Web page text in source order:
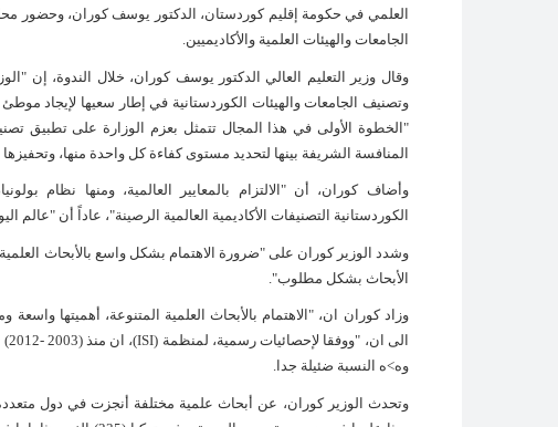
العلمي في حكومة إقليم كوردستان، الدكتور يوسف كوران، وحضور
الجامعات والهيئات العلمية والأكاديميين.
وقال وزير التعليم العالي الدكتور يوسف كوران، خلال الندوة، إن
وتصنيف الجامعات والهيئات الكوردستانية في إطار سعيها لإيجاد
"الخطوة الأولى في هذا المجال تتمثل بعزم الوزارة على تطبيق
المنافسة الشريفة بينها لتحديد مستوى كفاءة كل واحدة منها، وتحفيزها
وأضاف كوران، أن "الالتزام بالمعايير العالمية، ومنها نظام
الكوردستانية التصنيفات الأكاديمية العالمية الرصينة"، عاداً أن "عالم
وشدد الوزير كوران على "ضرورة الاهتمام بشكل واسع بالأبحاث
الأبحاث بشكل مطلوب".
وزاد كوران ان، "الاهتمام بالأبحاث العلمية المتنوعة، أهميتها
الى ان، "ووفقا لإحصائيات رسمية، لمنظمة (ISI
وه>ه النسبة ضئيلة جدا.